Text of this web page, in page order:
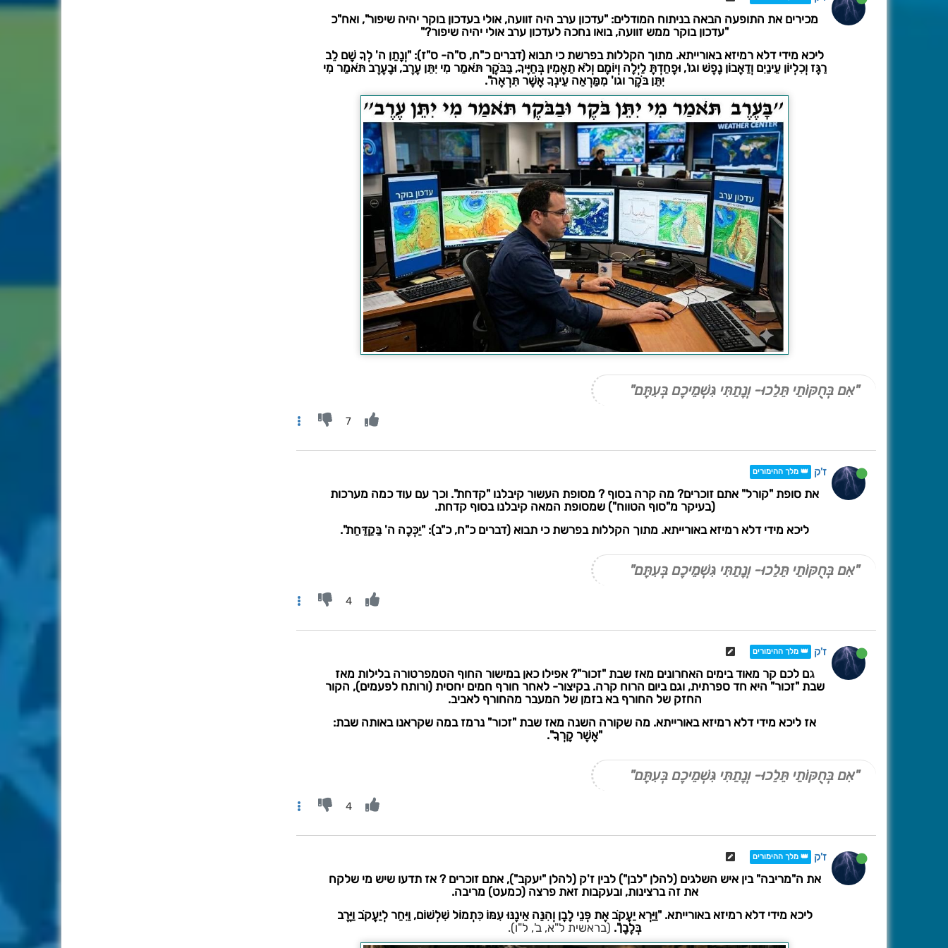
מכירים את התופעה הבאה בניתוח המודלים: "עדכון ערב היה זוועה, אולי בעדכון בוקר יהיה שיפור", ואח"כ
"עדכון בוקר ממש זוועה, בואו נחכה לעדכון ערב אולי יהיה שיפור?"
ליכא מידי דלא רמיזא באורייתא. מתוך הקללות בפרשת כי תבוא (דברים כ"ח, ס"ה- ס"ז): "וְנָתַן ה' לְךָ שָׁם לֵב
רַגָּז וְכִלְיוֹן עֵינַיִם וְדַאֲבוֹן נָפֶשׁ וגו', וּפָחַדְתָּ לַיְלָה וְיוֹמָם וְלֹא תַאֲמִין בְּחַיֶּיךָ, בַּבֹּקֶר תֹּאמַר מִי יִתֵּן עֶרֶב, וּבָעֶרֶב תֹּאמַר מִי
יִתֵּן בֹּקֶר וגו' מִמַּרְאֵה עֵינְךָ אֲשֶׁר תִּרְאֶה".
"אִם בְּחֻקּוֹתַי תֵּלֵכוּ- וְנָתַתִּי גִּשְׁמֵיכֶם בְּעִתָּם"
7
ז'ק 👑 מלך ההימורים
את סופת "קורל" אתם זוכרים? מה קרה בסוף ? מסופת העשור קיבלנו "קדחת". וכך עם עוד כמה מערכות
(בעיקר מ"סוף הטווח") שמסופת המאה קיבלנו בסוף קדחת.
ליכא מידי דלא רמיזא באורייתא. מתוך הקללות בפרשת כי תבוא (דברים כ"ח, כ"ב): "יַכְּכָה ה' בַּקַדַּחַת".
"אִם בְּחֻקּוֹתַי תֵּלֵכוּ- וְנָתַתִּי גִּשְׁמֵיכֶם בְּעִתָּם"
4
ז'ק 👑 מלך ההימורים
גם לכם קר מאוד בימים האחרונים מאז שבת "זכור"? אפילו כאן במישור החוף הטמפרטורה בלילות מאז
שבת "זכור" היא חד ספרתית, וגם ביום הרוח קרה. בקיצור- לאחר חורף חמים יחסית (ורותח לפעמים), הקור
החזק של החורף בא בזמן של המעבר מהחורף לאביב.
אז ליכא מידי דלא רמיזא באורייתא. מה שקורה השנה מאז שבת "זכור" נרמז במה שקראנו באותה שבת:
"אֲשֶׁר קָרְךָ".
"אִם בְּחֻקּוֹתַי תֵּלֵכוּ- וְנָתַתִּי גִּשְׁמֵיכֶם בְּעִתָּם"
4
ז'ק 👑 מלך ההימורים
את ה"מריבה" בין איש השלגים (להלן "לבן") לבין ז'ק (להלן "יעקב"), אתם זוכרים ? אז תדעו שיש מי שלקח
את זה ברצינות, ובעקבות זאת פרצה (כמעט) מריבה.
ליכא מידי דלא רמיזא באורייתא. "וַיַּרְא יַעֲקֹב אֶת פְּנֵי לָבָן וְהִנֵּה אֵינֶנּוּ עִמּוֹ כִּתְמוֹל שִׁלְשׁוֹם, וַיִּחַר לְיַעֲקֹב וַיָּרֶב
בְּלָבָן". (בראשית ל"א, ב', ל"ו).